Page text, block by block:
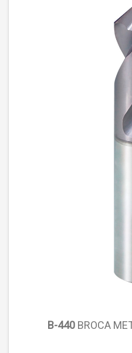
B-440BROCA